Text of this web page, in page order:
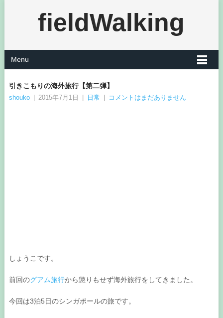
fieldWalking
Menu
引きこもりの海外旅行【第二弾】
shouko 2015年7月1日 日常 コメントはまだありません
しょうこです。
前回のグアム旅行から懲りもせず海外旅行をしてきました。
今回は3泊5日のシンガポールの旅です。